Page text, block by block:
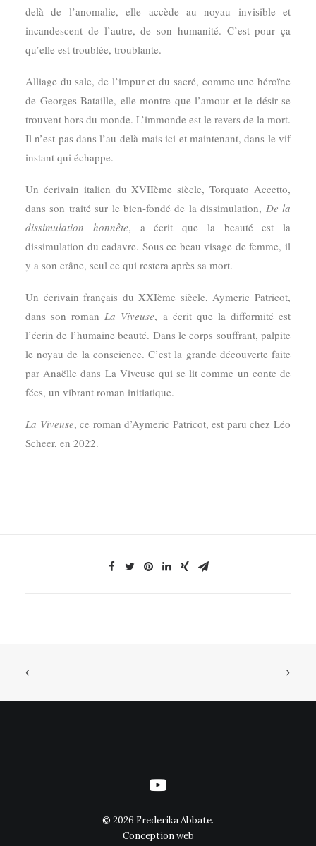
delà de l’anomalie, elle accède au noyau invisible et
incandescent de l’autre, de son humanité. C’est pour ça
qu’elle est troublée, troublante.
Alliage du sale, de l’impur et du sacré, comme une héroïne
de Georges Bataille, elle montre que l’amour et le désir se
trouvent hors du monde. L’immonde est le revers de la mort.
Il n’est pas dans l’au-delà mais ici et maintenant, dans le vif
instant qui échappe.
Un écrivain italien du XVIIème siècle, Torquato Accetto,
dans son traité sur le bien-fondé de la dissimulation, De la
dissimulation honnête, a écrit que la beauté est la
dissimulation du cadavre. Sous ce beau visage de femme, il
y a son crâne, seul ce qui restera après sa mort.
Un écrivain français du XXIème siècle, Aymeric Patricot,
dans son roman La Viveuse, a écrit que la difformité est
l’écrin de l’humaine beauté. Dans le corps souffrant, palpite
le noyau de la conscience. C’est la grande découverte faite
par Anaëlle dans La Viveuse qui se lit comme un conte de
fées, un vibrant roman initiatique.
La Viveuse, ce roman d’Aymeric Patricot, est paru chez Léo
Scheer, en 2022.
© 2026 Frederika Abbate.
Conception web